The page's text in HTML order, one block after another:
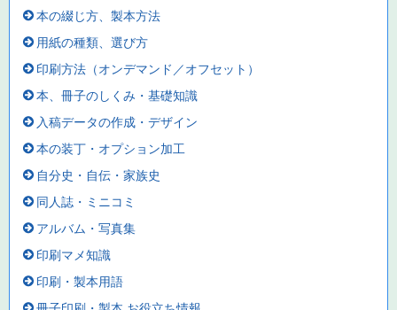
本の綴じ方、製本方法
用紙の種類、選び方
印刷方法（オンデマンド／オフセット）
本、冊子のしくみ・基礎知識
入稿データの作成・デザイン
本の装丁・オプション加工
自分史・自伝・家族史
同人誌・ミニコミ
アルバム・写真集
印刷マメ知識
印刷・製本用語